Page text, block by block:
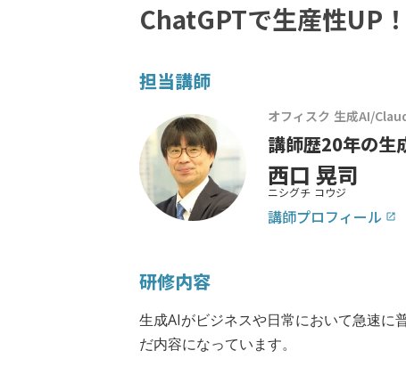
ChatGPTで生産性UP
担当講師
オフィスク 生成AI/
講師歴20年の生
西口 晃司
ニシグチ コウジ
講師プロフィール launch
研修内容
生成AIがビジネスや日常において急速に
だ内容になっています。